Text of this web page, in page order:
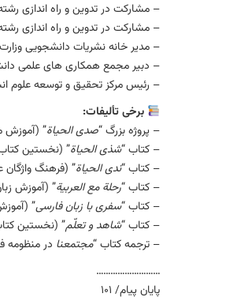
– مشارکت در تدوین و راه اندازی
– مشارکت در تدوین و راه اندازی
– مدیر خانه نشریات دانشجویی
– دبیر مجمع همکاری های علمی
– رئیس مرکز تحقیق و توسعه علوم
برخی تألیفات:
– پروژه بزرگ “صدی الحیاة” (آموزش مکالمه عربی در ۲۱ جلد کتاب،
– کتاب “شذی الحیاة” (نخستین کتاب
– کتاب “ندی الحیاة” (فرهنگ واژگان
– کتاب “رحلة مع العربیة” (آموزش
– کتاب “سفری با زبان فارسی” (آموزش
– کتاب “شاهد و تعلّم” (نخستین
– ترجمه کتاب “مجتمعنا در منظومه
………………………
پایان پیام/ ۱۰۱